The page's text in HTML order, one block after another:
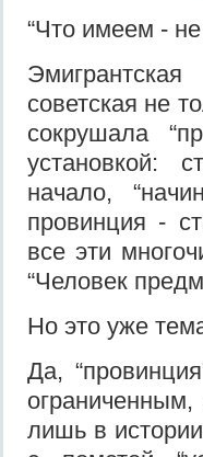
“Что имеем -
советская не
сокрушала
установкой:
начало,
провинция -
все эти
“Человек
Но это уже
Да,
лишь в